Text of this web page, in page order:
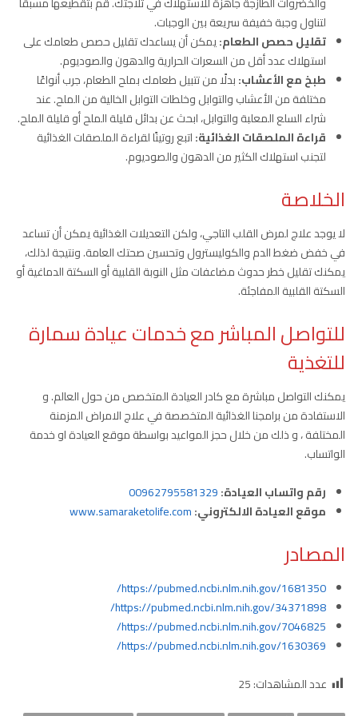
لتناول وجبة خفيفة سريعة بين الوجبات.
تقليل حصص الطعام:يمكن أن يساعدك تقليل حصص طعامك على
استهلاك عدد أقل من السعرات الحرارية والدهون والصوديوم.
طبخ مع الأعشاب:بدلًا من تتبيل طعامك بملح الطعام، جرب أنواعًا
مختلفة من الأعشاب والتوابل وخلطات التوابل الخالية من الملح. عند
شراء السلع المعلبة والتوابل، ابحث عن بدائل قليلة الملح أو قليلة الملح.
قراءة الملصقات الغذائية:اتبع روتينًا لقراءة الملصقات الغذائية
لتجنب استهلاك الكثير من الدهون والصوديوم.
الخلاصة
لا يوجد علاج لمرض القلب التاجي، ولكن التعديلات الغذائية يمكن أن تساعد
في خفض ضغط الدم والكوليسترول وتحسين صحتك العامة. ونتيجة لذلك،
يمكنك تقليل خطر حدوث مضاعفات مثل النوبة القلبية أو السكتة الدماغية أو
السكتة القلبية المفاجئة.
للتواصل المباشر مع خدمات عيادة سمارة
للتغذية
يمكنك التواصل مباشرة مع كادر العيادة المتخصص من حول العالم. و
الاستفادة من برامجنا الغذائية المتخصصة في علاج الامراض المزمنة
المختلفة ، و ذلك من خلال حجز المواعيد بواسطة موقع العيادة او خدمة
الواتساب.
رقم واتساب العيادة:00962795581329
موقع العيادة الالكتروني:www.samaraketolife.com
المصادر
https://pubmed.ncbi.nlm.nih.gov/1681350/
https://pubmed.ncbi.nlm.nih.gov/34371898/
https://pubmed.ncbi.nlm.nih.gov/7046825/
https://pubmed.ncbi.nlm.nih.gov/1630369/
عدد المشاهدات:25